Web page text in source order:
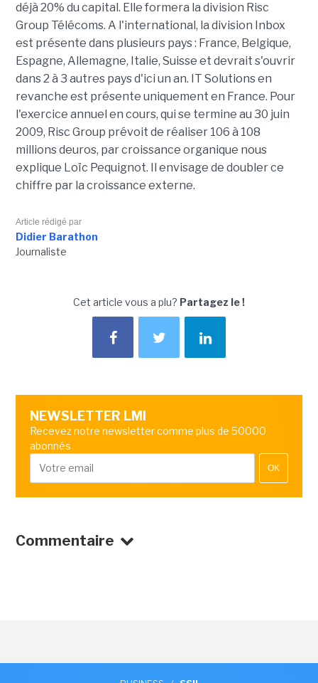
déjà 20% du capital. Elle formera la division Risc
Group Télécoms. A l'international, la division Inbox
est présente dans plusieurs pays : France, Belgique,
Espagne, Allemagne, Italie, Suisse et devrait s'ouvrir
dans 2 à 3 autres pays d'ici un an. IT Solutions en
revanche est présente uniquement en France. Pour
l'exercice annuel en cours, qui se termine au 30 juin
2009, Risc Group prévoit de réaliser 106 à 108
millions deuros, par croissance organique nous
explique Loïc Pequignot. Il envisage de doubler ce
chiffre par la croissance externe.
Article rédigé par
Didier Barathon
Journaliste
Cet article vous a plu? Partagez le !
NEWSLETTER LMI
Recevez notre newsletter comme plus de 50000
abonnés
OK
Commentaire